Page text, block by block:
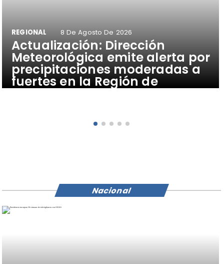
Actualización: Dirección
Meteorológica emite alerta por
precipitaciones moderadas a
fuertes en la Región de
Atacama
REGIONAL 8 De Agosto De 2026
Nacional